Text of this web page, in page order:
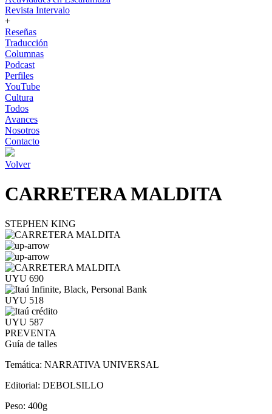
Revista Intervalo
+
Reseñas
Traducción
Columnas
Podcast
Perfiles
YouTube
Cultura
Todos
Avances
Nosotros
Contacto
Volver
CARRETERA MALDITA
STEPHEN KING
UYU 690
UYU 518
UYU 587
PREVENTA
Guía de talles
Temática: NARRATIVA UNIVERSAL
Editorial: DEBOLSILLO
Peso: 400g